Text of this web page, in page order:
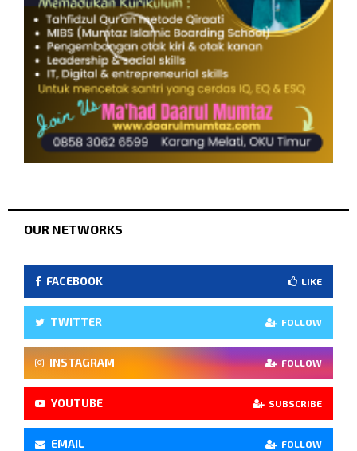
OUR NETWORKS
FACEBOOK LIKE
TWITTER FOLLOW
INSTAGRAM FOLLOW
YOUTUBE SUBSCRIBE
EMAIL FOLLOW